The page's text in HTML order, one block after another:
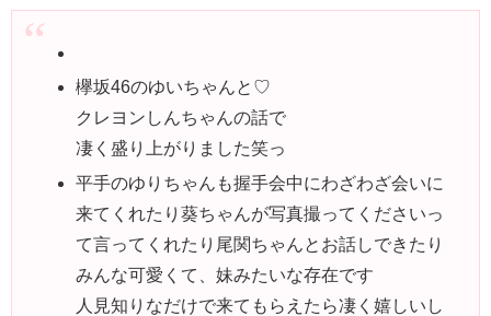
欅坂46のゆいちゃんと♡
クレヨンしんちゃんの話で
凄く盛り上がりました笑っ
平手のゆりちゃんも握手会中にわざわざ会いに
来てくれたり葵ちゃんが写真撮ってくださいっ
て言ってくれたり尾関ちゃんとお話しできたり
みんな可愛くて、妹みたいな存在です
人見知りなだけで来てもらえたら凄く嬉しいし